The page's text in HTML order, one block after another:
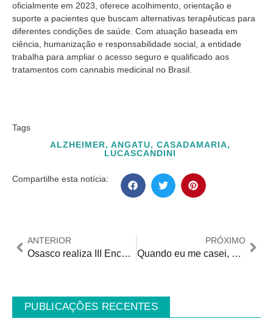
oficialmente em 2023, oferece acolhimento, orientação e
suporte a pacientes que buscam alternativas terapêuticas para
diferentes condições de saúde. Com atuação baseada em
ciência, humanização e responsabilidade social, a entidade
trabalha para ampliar o acesso seguro e qualificado aos
tratamentos com cannabis medicinal no Brasil.
Tags
ALZHEIMER, ANGATU, CASADAMARIA,
LUCASCANDINI
Compartilhe esta notícia:
ANTERIOR
Osasco realiza III Encontro de Gestores Intermunicipais na Área da Pessoa com Deficiência
PRÓXIMO
Quando eu me casei, meu irmão também veio
PUBLICAÇÕES RECENTES